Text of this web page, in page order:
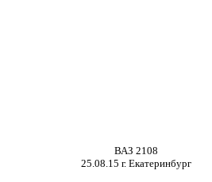
ВАЗ 2108
25.08.15 г. Екатеринбург